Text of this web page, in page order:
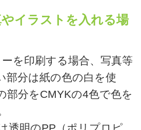
PP（ポリプロピ
ので、白打ちをし
の白い部分が透
の後ろには白色を
ん。
る場合でもデザイ
合もあります。
に入れる書類を